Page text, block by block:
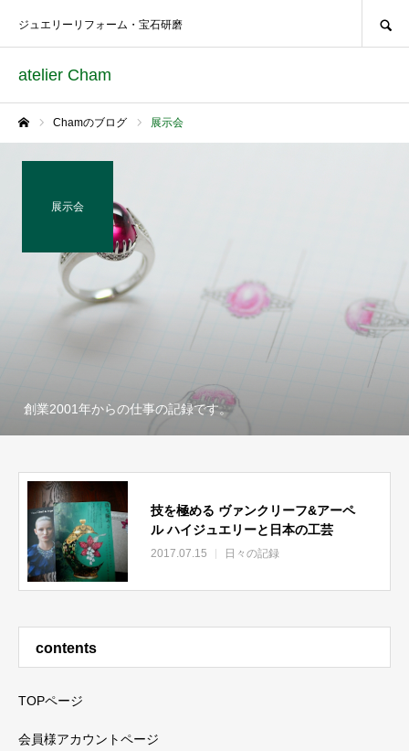
atelier Cham
ジュエリーリフォーム・宝石研磨
Chamのブログ 展示会
展示会
創業2001年からの仕事の記録です。
技を極める ヴァンクリーフ&アーペ
ル ハイジュエリーと日本の工芸
2017.07.15 日々の記録
contents
TOPページ
会員様アカウントページ